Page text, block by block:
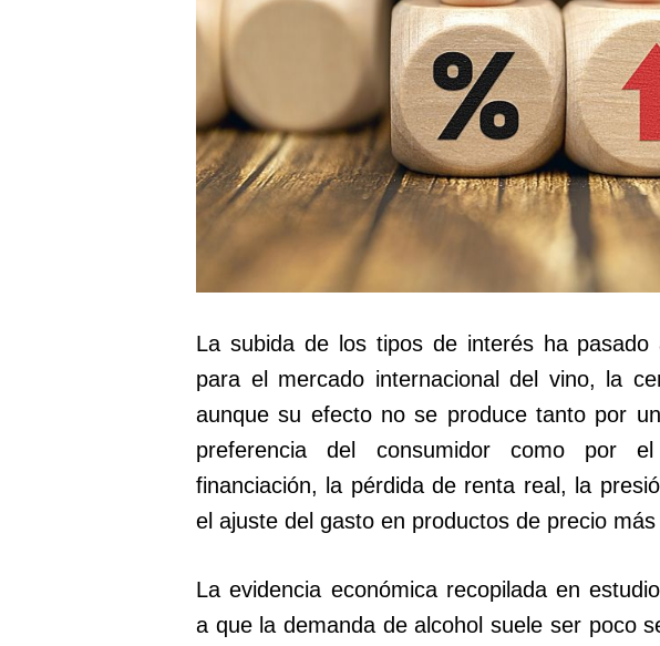
La subida de los tipos de interés ha
para el mercado internacional del vino, la
aunque su efecto no se produce tanto por
preferencia del consumidor como por
financiación, la pérdida de renta real, la
el ajuste del gasto en productos de precio más
La evidencia económica recopilada en
a que la demanda de alcohol suele ser poco